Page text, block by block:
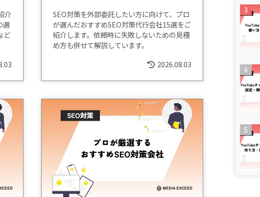
介
選
ど
SEO対策を外部委託したい方に向けて、プロ
が選んだおすすめSEO対策代行会社15選をご
紹介します。依頼時に失敗しないための見極
め方も併せて解説しています。
2026.08.03